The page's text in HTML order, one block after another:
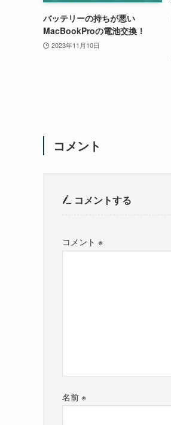
バッテリーの持ちが悪い
MacBookProの電池交換！
2023年11月10日
コメント
コメントする
コメント ※
名前※